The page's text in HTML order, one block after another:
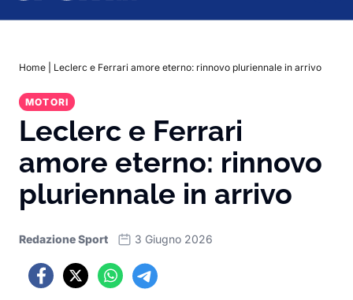
Home Leclerc e Ferrari amore eterno: rinnovo pluriennale in arrivo
MOTORI
Leclerc e Ferrari
amore eterno: rinnovo
pluriennale in arrivo
Redazione Sport 3 Giugno 2026